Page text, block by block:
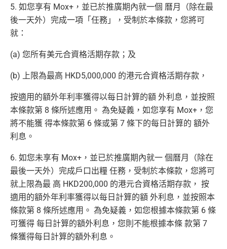
5. 如您享有 Mox+，並已於推廣期內就一個 曆月（除在最
後一天外）完成一項「任務」，受制於本條款，您將可
就：
(a) 您所有美元合資格活期存款；及
(b) 上限為最高 HKD5,000,000 的港元合資格活期存款，
按適用的額外年利率獲得以每日計算的額 外利息，並按照
本條款第 8 條所述應用。 為免疑義，如您享有 Mox+，您
將不能獲 得本條款第 6 條或第 7 條下的每日計算的 額外
利息。
6. 如您未享有 Mox+，並已於推廣期內就一 個曆月（除在
最後一天外）完成戶口出糧 任務，受制於本條款，您將可
就上限為最 高 HKD200,000 的港元合資格活期存款， 按
適用的額外年利率獲得以每日計算的額 外利息，並按照本
條款第 8 條所述應用。 為免疑義，如您根據本條款第 6 條
可獲得 每日計算的額外利息，您則不能根據本條 款第 7
條獲得每日計算的額外利息。